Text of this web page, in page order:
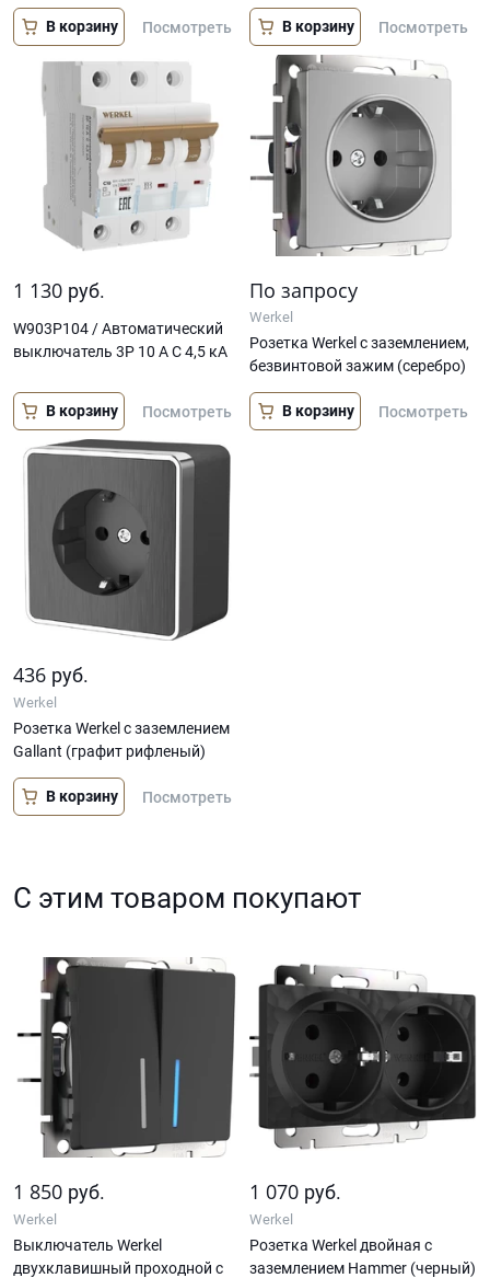
В корзину Посмотреть В корзину Посмотреть
1 130 руб.
W903P104 / Автоматический
выключатель 3P 10 A C 4,5 кА
В корзину Посмотреть
По запросу
Werkel
Розетка Werkel с заземлением,
безвинтовой зажим (серебро)
В корзину Посмотреть
436 руб.
Werkel
Розетка Werkel с заземлением
Gallant (графит рифленый)
В корзину Посмотреть
С этим товаром покупают
1 850 руб.
Werkel
Выключатель Werkel
двухклавишный проходной с
1 070 руб.
Werkel
Розетка Werkel двойная с
заземлением Hammer (черный)